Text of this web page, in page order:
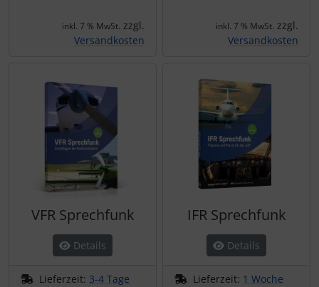
inkl. 7 % MwSt. zzgl.
Versandkosten
inkl. 7 % MwSt. zzgl.
Versandkosten
VFR Sprechfunk
Details
Lieferzeit: 3-4 Tage
IFR Sprechfunk
Details
Lieferzeit: 1 Woche
Warn- und Schutzfolien
Sonstiges